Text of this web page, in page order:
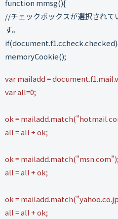
function mmsg(){
//チェックボックスが選択されて
す。
memoryCookie();
var mailadd =
var all=0;
ok =
all = all + ok;
ok = mailadd.match("msn.com");
all = all + ok;
ok =
all = all + ok;